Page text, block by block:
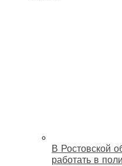
В Ростовской
работать в